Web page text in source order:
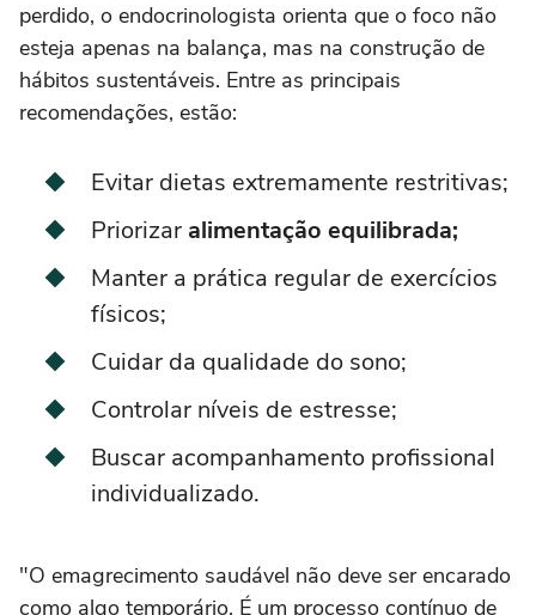
perdido, o endocrinologista orienta que o foco não
esteja apenas na balança, mas na construção de
hábitos sustentáveis. Entre as principais
recomendações, estão:
Evitar dietas extremamente restritivas;
Priorizar alimentação equilibrada;
Manter a prática regular de exercícios
físicos;
Cuidar da qualidade do sono;
Controlar níveis de estresse;
Buscar acompanhamento profissional
individualizado.
"O emagrecimento saudável não deve ser encarado
como algo temporário. É um processo contínuo de